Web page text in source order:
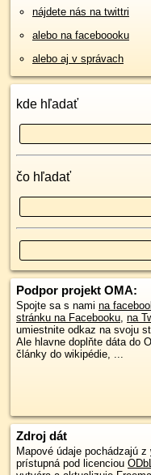
nájdete nás na twittri
alebo na faceboooku
alebo aj v správach
kde hľadať
čo hľadať
Podpor projekt OMA:
Spojte sa s nami na
stránku na Facebooku, na
umiestnite odkaz na svoju
Ale hlavne doplňte dáta do
články do wikipédie, ...
Zdroj dát
Mapové údaje pochádzajú z
prístupná pod licenciou